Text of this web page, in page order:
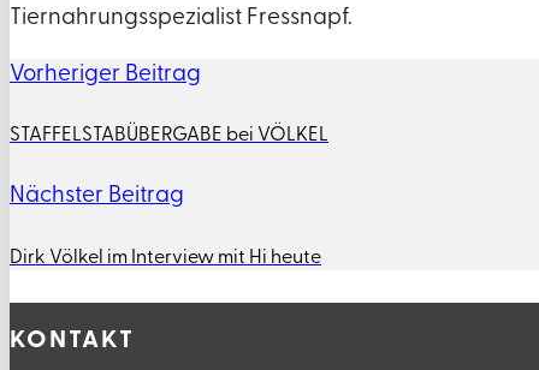
Tiernahrungsspezialist Fressnapf.
Vorheriger Beitrag
STAFFELSTABÜBERGABE bei VÖLKEL
Nächster Beitrag
Dirk Völkel im Interview mit Hi heute
KONTAKT